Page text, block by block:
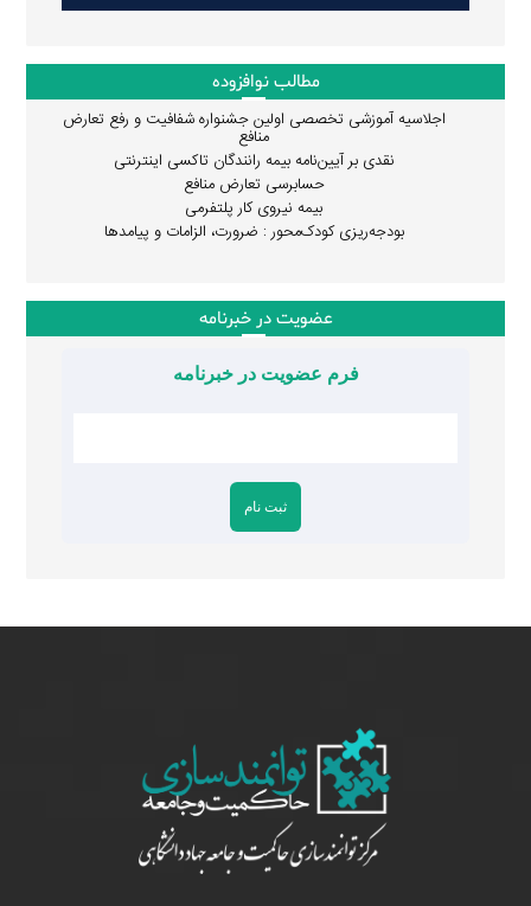
مطالب نوافزوده
اجلاسیه آموزشی تخصصی اولین جشنواره شفافیت و رفع تعارض
منافع
نقدی بر آیین‌نامه بیمه رانندگان تاکسی اینترنتی
حسابرسی تعارض منافع
بیمه نیروی کار پلتفرمی
بودجه‌ریزی کودک‌محور : ضرورت، الزامات و پیامدها
عضویت در خبرنامه
فرم عضویت در خبرنامه